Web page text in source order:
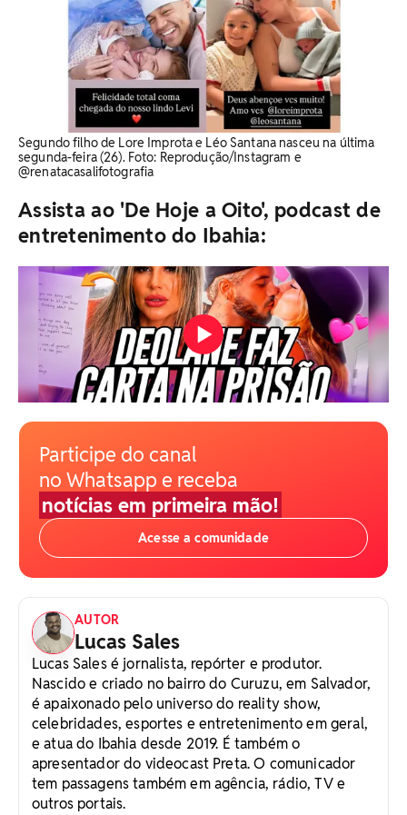
Segundo filho de Lore Improta e Léo Santana nasceu na última
segunda-feira (26). Foto: Reprodução/Instagram e
@renatacasalifotografia
Assista ao 'De Hoje a Oito', podcast de
entretenimento do Ibahia:
Participe do canal
no Whatsapp e receba
notícias em primeira mão!
Acesse a comunidade
AUTOR
Lucas Sales
Lucas Sales é jornalista, repórter e produtor.
Nascido e criado no bairro do Curuzu, em Salvador,
é apaixonado pelo universo do reality show,
celebridades, esportes e entretenimento em geral,
e atua do Ibahia desde 2019. É também o
apresentador do videocast Preta. O comunicador
tem passagens também em agência, rádio, TV e
outros portais.